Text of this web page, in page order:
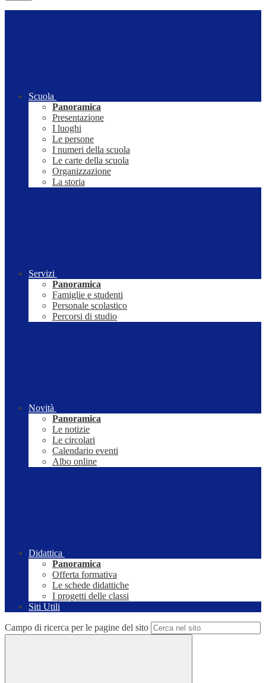
Scuola
Panoramica
Presentazione
I luoghi
Le persone
I numeri della scuola
Le carte della scuola
Organizzazione
La storia
Servizi
Panoramica
Famiglie e studenti
Personale scolastico
Percorsi di studio
Novità
Panoramica
Le notizie
Le circolari
Calendario eventi
Albo online
Didattica
Panoramica
Offerta formativa
Le schede didattiche
I progetti delle classi
Siti Utili
Campo di ricerca per le pagine del sito